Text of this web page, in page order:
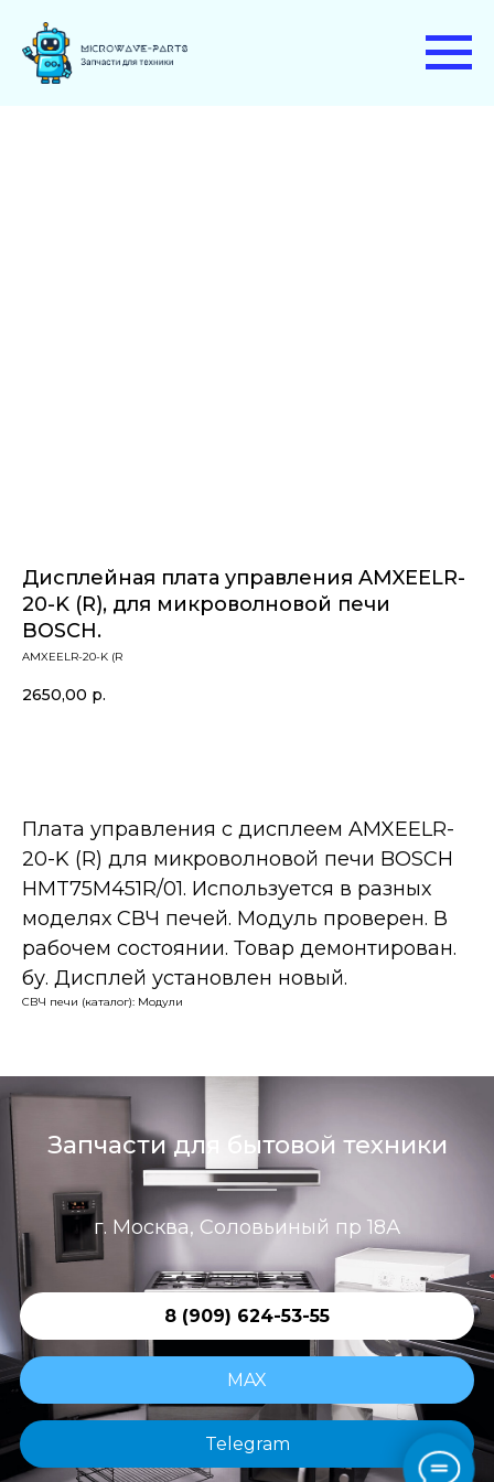
Дисплейная плата управления AMXEELR-
20-K (R), для микроволновой печи
BOSCH.
AMXEELR-20-K (R
2650,00 р.
Плата управления с дисплеем AMXEELR-
20-K (R) для микроволновой печи BOSCH
HMT75M451R/01. Используется в разных
моделях СВЧ печей. Модуль проверен. В
рабочем состоянии. Товар демонтирован.
бу. Дисплей установлен новый.
СВЧ печи (каталог): Модули
Запчасти для бытовой техники
г. Москва, Соловьиный пр 18А
8 (909) 624-53-55
MAX
Telegram